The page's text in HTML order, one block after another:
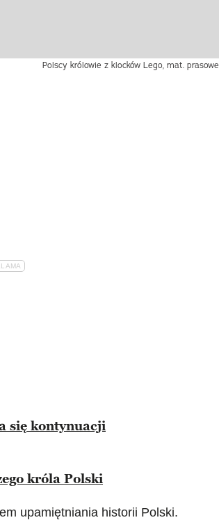
Polscy królowie z klocków Lego, mat. prasowe
się kontynuacji
króla Polski
upamiętniania historii Polski.